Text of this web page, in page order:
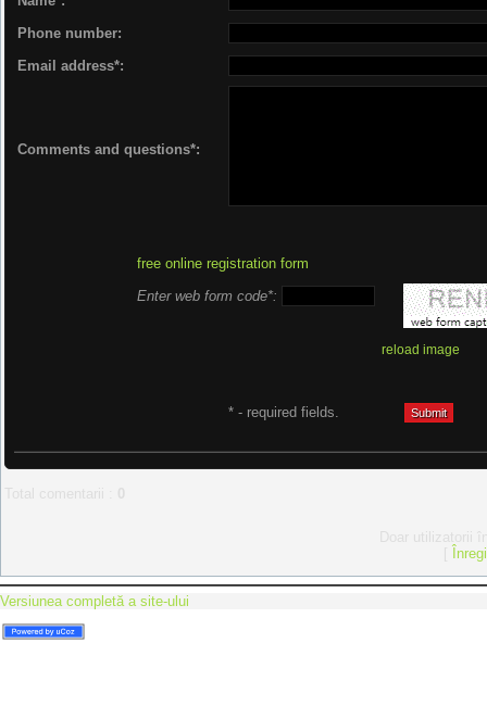
Phone number:
Email address*:
Comments and questions*:
free online registration form
Enter web form code*:
reload image
* - required fields.
Versiunea completă a site-ului